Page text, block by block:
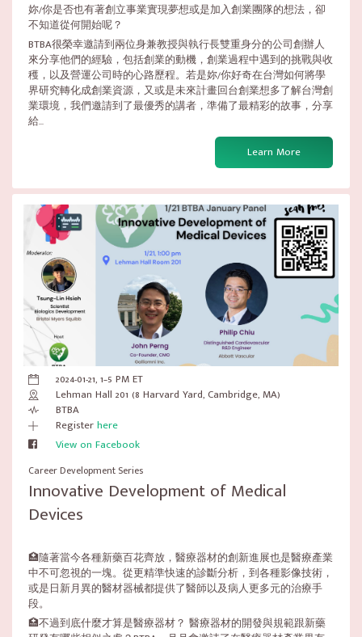
妳/你是否也有著創立事業實現夢想或是加入創業團隊的想法，卻
不知道從何開始呢？
BTBA很榮幸邀請到兩位身兼教授與執行長雙重身分的公司創辦人
來分享他們的經驗，包括創業的動機，創業過程中遇到的挑戰與收
穫，以及營運公司時的心路歷程。若是妳/你好奇在台灣如何將學
界研究轉化成創業資源，又或是未來計畫回台創業想多了解台灣創
業環境，我們邀請到了最優秀的講者，準備了最精彩的故事，分享
給...
Learn More
2024-01-21, 1–5 PM ET
Lehman Hall 201 (8 Harvard Yard, Cambridge, MA)
BTBA
Registerhere
View on Facebook
Career Development Series
Innovative Development of Medical
Devices
🏥隨著當今各種新藥百花齊放，醫療器材的創新進展也是醫療產業
中不可忽視的一塊。從更精準快速的診斷分析，到各種影像技術，
或是日新月異的醫材器械都提供了醫師以及病人更多元的治療手
段。
🏥不過到底什麼才算是醫療器材？ 醫療器材的開發與規範跟新藥